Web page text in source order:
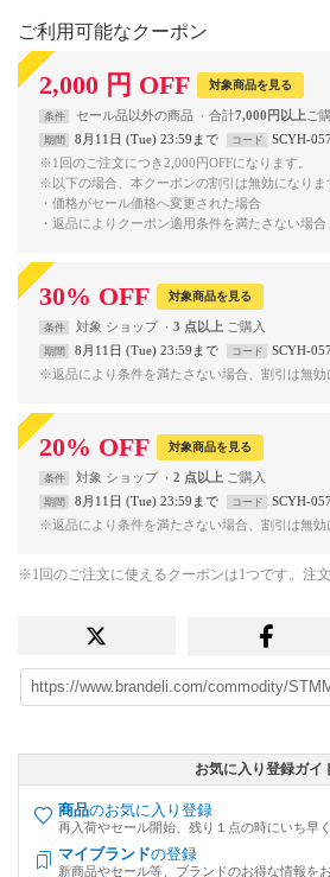
ご利用可能なクーポン
2,000 円 OFF 対象商品を見る
条件 セール品以外の商品 合計7,000円以上
期間 8月11日 (Tue) 23:59まで コード
SCYH-
※1回のご注文につき2,000円OFFになります。
※以下の場合、本クーポンの割引は無効になりま
・価格がセール価格へ変更された場合
・返品によりクーポン適用条件を満たさない場合
30% OFF 対象商品を見る
条件 対象 ショップ 3 点以上
期間 8月11日 (Tue) 23:59まで コード
SCYH-
※返品により条件を満たさない場合、割引は無効
20% OFF 対象商品を見る
条件 対象 ショップ 2 点以上
期間 8月11日 (Tue) 23:59まで コード
SCYH-
※返品により条件を満たさない場合、割引は無効
※1回のご注文に使えるクーポンは1つです。注
お気に入り登録ガイ
商品のお気に入り登録
再入荷やセール開始、残り１点の時にいち早
マイブランドの登録
新商品やセール等、ブランドのお得な情報を